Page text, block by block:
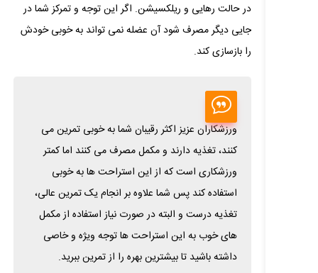
در حالت رهایی و ریلکسیشن. اگر این توجه و تمرکز شما در
جایی دیگر مصرف شود آن عضله نمی تواند به خوبی خودش
را بازسازی کند.
ورزشکاران عزیز اکثر رقیبان شما به خوبی تمرین می
کنند، تغذیه دارند و مکمل مصرف می کنند اما کمتر
ورزشکاری است که از این استراحت ها به خوبی
استفاده کند پس شما علاوه بر انجام یک تمرین عالی،
تغذیه درست و البته در صورت نیاز استفاده از مکمل
های خوب به این استراحت ها توجه ویژه و خاصی
داشته باشید تا بیشترین بهره را از تمرین ببرید.